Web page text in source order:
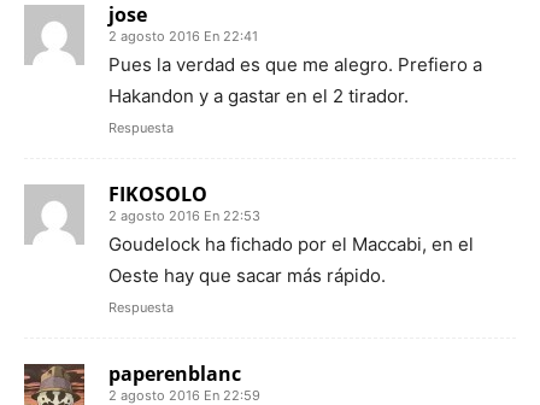
jose
2 agosto 2016 En 22:41
Pues la verdad es que me alegro. Prefiero a
Hakandon y a gastar en el 2 tirador.
Respuesta
FIKOSOLO
2 agosto 2016 En 22:53
Goudelock ha fichado por el Maccabi, en el
Oeste hay que sacar más rápido.
Respuesta
paperenblanc
2 agosto 2016 En 22:59